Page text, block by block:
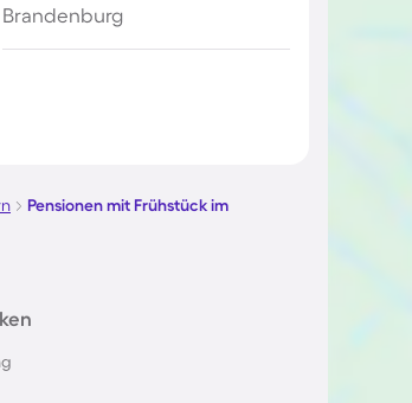
Brandenburg
Pensionen mit Frühstück im